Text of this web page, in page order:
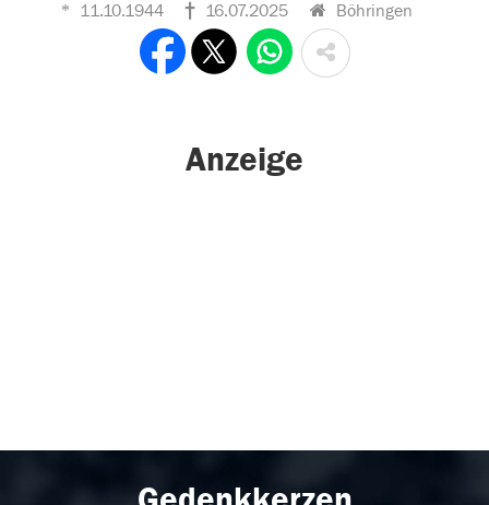
11.10.1944 16.07.2025 Böhringen
Anzeige